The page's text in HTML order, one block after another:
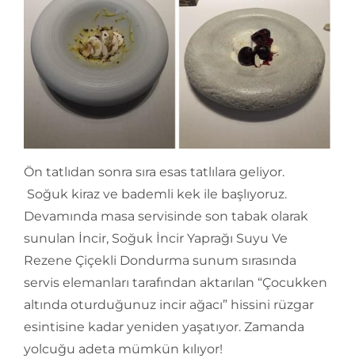
Ön tatlıdan sonra sıra esas tatlılara geliyor.
Soğuk kiraz ve bademli kek ile başlıyoruz.
Devamında masa servisinde son tabak olarak
sunulan İncir, Soğuk İncir Yaprağı Suyu Ve
Rezene Çiçekli Dondurma sunum sırasında
servis elemanları tarafından aktarılan “Çocukken
altında oturduğunuz incir ağacı” hissini rüzgar
esintisine kadar yeniden yaşatıyor. Zamanda
yolcuğu adeta mümkün kılıyor!